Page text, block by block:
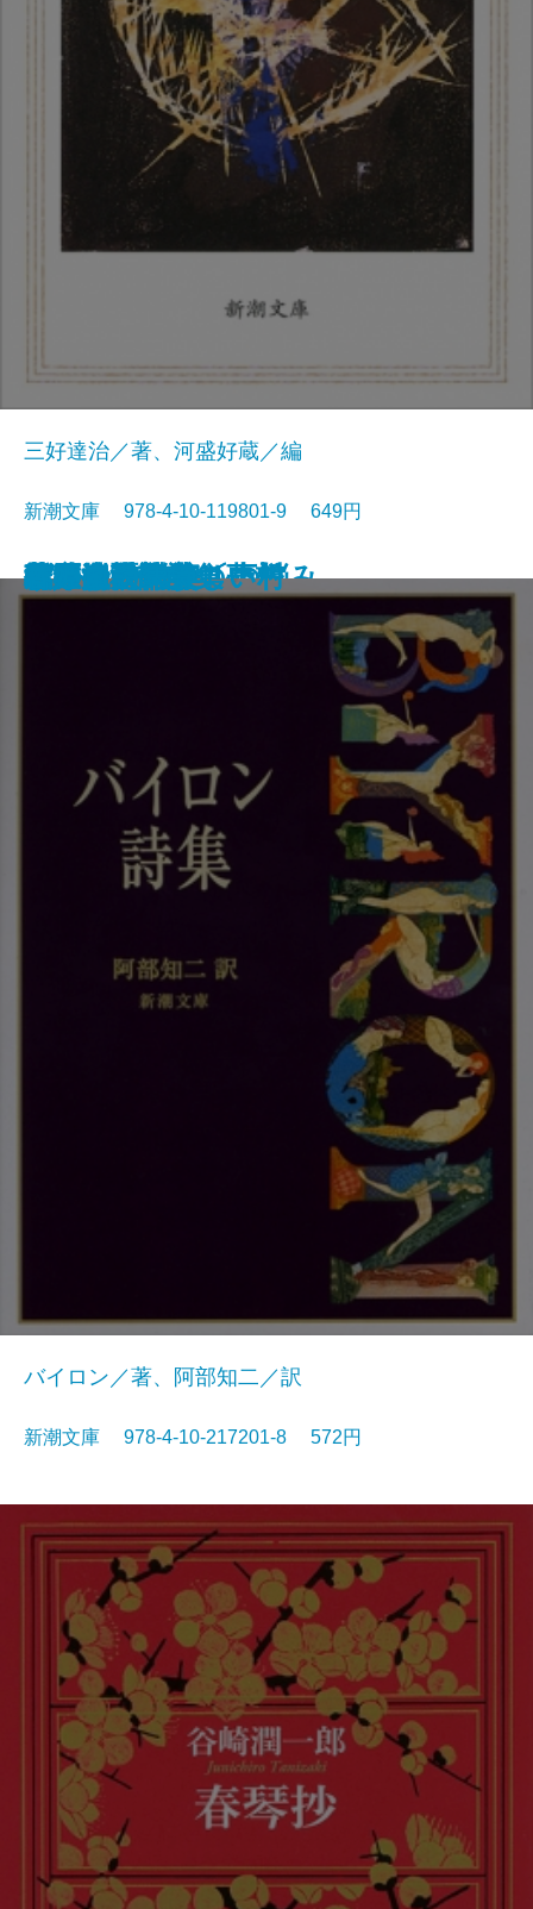
孤独な散歩者の夢想
ゲーテ詩集
脂肪の塊・テリエ館
パルムの僧院〔下〕
巴里の憂鬱
若きウェルテルの悩み
ハイネ詩集
女の一生
パルムの僧院〔上〕
三好達治詩集
三好達治／著、河盛好蔵／編
新潮文庫 978-4-10-119801-9 649円
バイロン詩集
バイロン／著、阿部知二／訳
新潮文庫 978-4-10-217201-8 572円
春琴抄
風立ちぬ・美しい村
ヴィヨンの妻
北原白秋詩集
萩原朔太郎詩集
ヘッセ詩集
春の嵐
椿姫
春